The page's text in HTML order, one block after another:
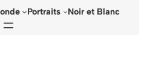
Portraits Noir et Blanc